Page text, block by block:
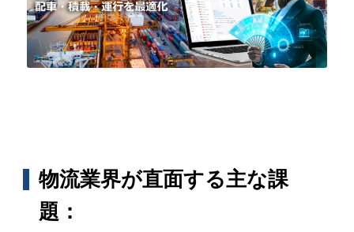
物流業界が直面する主な課
題：